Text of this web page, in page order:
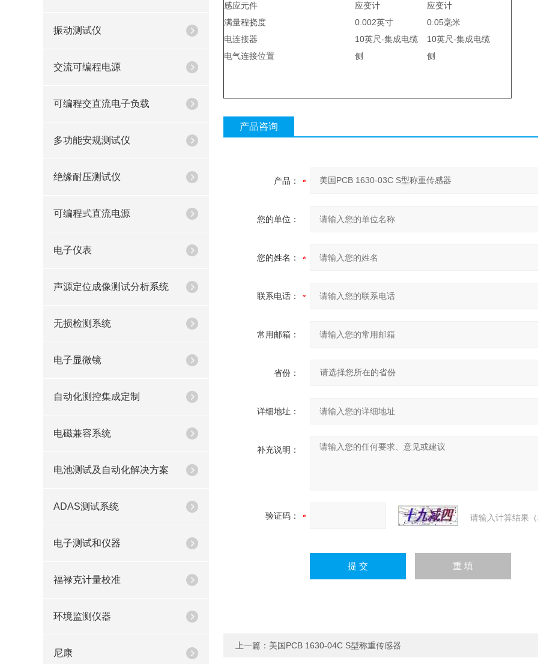
振动测试仪
交流可编程电源
可编程交直流电子负载
多功能安规测试仪
绝缘耐压测试仪
可编程式直流电源
电子仪表
声源定位成像测试分析系统
无损检测系统
电子显微镜
自动化测控集成定制
电磁兼容系统
电池测试及自动化解决方案
ADAS测试系统
电子测试和仪器
福禄克计量校准
环境监测仪器
尼康
感应元件
应变计
应变计
满量程挠度
0.002英寸
0.05毫米
电连接器
10英尺-集成电缆
10英尺-集成电缆
电气连接位置
侧 侧
产品咨询
产品：
您的单位：
您的姓名：
联系电话：
常用邮箱：
省份：
详细地址：
补充说明：
验证码： 请输入计算结果
上一篇： 美国PCB 1630-04C S型称重传感器